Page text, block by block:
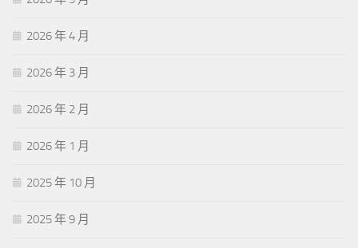
2026 年 4 月
2026 年 3 月
2026 年 2 月
2026 年 1 月
2025 年 10 月
2025 年 9 月